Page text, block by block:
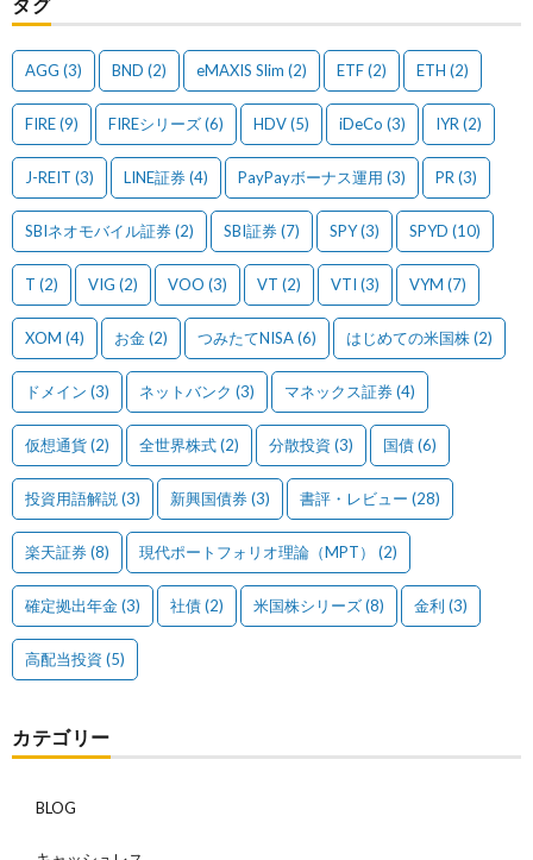
AGG (3) BND (2) eMAXIS Slim (2) ETF(2) ETH (2)
FIRE(9) FIREシリーズ(6) HDV(5) iDeCo (3) IYR (2)
J-REIT (3) LINE証券(4) PayPayボーナス運用 (3) PR (3)
SBIネオモバイル証券(2) SBI証券(7) SPY(3) SPYD (10)
T (2) VIG (2) VOO (3) VT (2) VTI (3) VYM (7)
XOM (4) お金(2) つみたてNISA(6) はじめての米国株(2)
ドメイン (3) ネットバンク (3) マネックス証券(4)
仮想通貨(2) 全世界株式(2) 分散投資 (3) 国債(6)
投資用語解説 (3) 新興国債券(3) 書評・レビュー (28)
楽天証券(8) 現代ポートフォリオ理論（MPT） (2)
確定拠出年金(3) 社債(2) 米国株シリーズ(8) 金利 (3)
高配当投資 (5)
カテゴリー
BLOG